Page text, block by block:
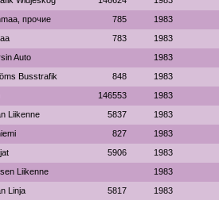
прочие 785 1983
783 1983
Auto 1983
Busstrafik 848 1983
146553 1983
Liikenne 5837 1983
827 1983
5906 1983
Liikenne 1983
Linja 5817 1983